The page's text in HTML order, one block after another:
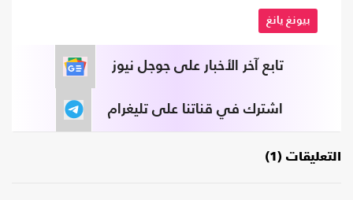
بيونغ يانغ
تابع آخر الأخبار على جوجل نيوز
اشترك في قناتنا على تليغرام
التعليقات (1)